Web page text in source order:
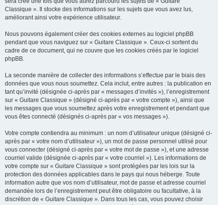
Classique ». Il stocke des informations sur les sujets que vous avez lus,
améliorant ainsi votre expérience utilisateur.
Nous pouvons également créer des cookies externes au logiciel phpBB
pendant que vous naviguez sur « Guitare Classique ». Ceux-ci sortent du
cadre de ce document, qui ne couvre que les cookies créés par le logiciel
phpBB.
La seconde manière de collecter des informations s’effectue par le biais des
données que vous nous soumettez. Cela inclut, entre autres : la publication en
tant qu’invité (désignée ci-après par « messages d’invités »), l’enregistrement
sur « Guitare Classique » (désigné ci-après par « votre compte »), ainsi que
les messages que vous soumettez après votre enregistrement et pendant que
vous êtes connecté (désignés ci-après par « vos messages »).
Votre compte contiendra au minimum : un nom d’utilisateur unique (désigné ci-
après par « votre nom d’utilisateur »), un mot de passe personnel utilisé pour
vous connecter (désigné ci-après par « votre mot de passe »), et une adresse
courriel valide (désignée ci-après par « votre courriel »). Les informations de
votre compte sur « Guitare Classique » sont protégées par les lois sur la
protection des données applicables dans le pays qui nous héberge. Toute
information autre que vos nom d’utilisateur, mot de passe et adresse courriel
demandée lors de l’enregistrement peut être obligatoire ou facultative, à la
discrétion de « Guitare Classique ». Dans tous les cas, vous pouvez choisir